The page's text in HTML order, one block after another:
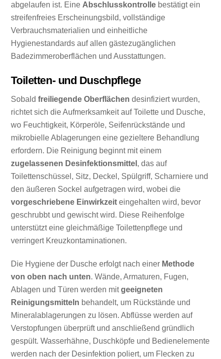
abgelaufen ist. Eine Abschlusskontrolle bestätigt ein
streifenfreies Erscheinungsbild, vollständige
Verbrauchsmaterialien und einheitliche
Hygienestandards auf allen gästezugänglichen
Badezimmeroberflächen und Ausstattungen.
Toiletten- und Duschpflege
Sobaldfreiliegende Oberflächen desinfiziert wurden,
richtet sich die Aufmerksamkeit auf Toilette und Dusche,
wo Feuchtigkeit, Körperöle, Seifenrückstände und
mikrobielle Ablagerungen eine gezieltere Behandlung
erfordern. Die Reinigung beginnt mit einem
zugelassenen Desinfektionsmittel , das auf
Toilettenschüssel, Sitz, Deckel, Spülgriff, Scharniere und
den äußeren Sockel aufgetragen wird, wobei die
vorgeschriebene Einwirkzeit eingehalten wird, bevor
geschrubbt und gewischt wird. Diese Reihenfolge
unterstützt eine gleichmäßige Toilettenpflege und
verringert Kreuzkontaminationen.
Die Hygiene der Dusche erfolgt nach einer Methode
von oben nach unten. Wände, Armaturen, Fugen,
Ablagen und Türen werden mitgeeigneten
Reinigungsmitteln behandelt, um Rückstände und
Mineralablagerungen zu lösen. Abflüsse werden auf
Verstopfungen überprüft und anschließend gründlich
gespült. Wasserhähne, Duschköpfe und Bedienelemente
werden nach der Desinfektion poliert, um Flecken zu